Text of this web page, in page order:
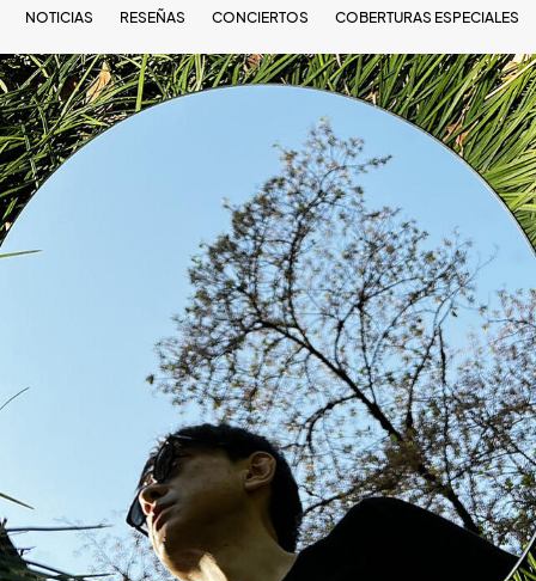
NOTICIAS RESEÑAS CONCIERTOS COBERTURAS ESPECIALES